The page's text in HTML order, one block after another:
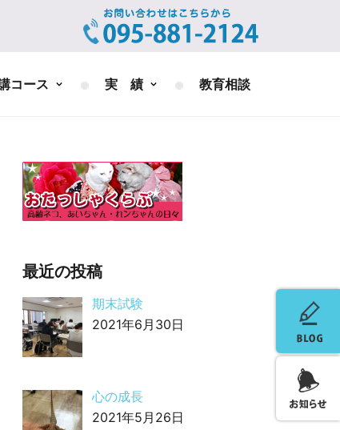
コース 実 績 教育相談
最近の投稿
期末試験
2021年6月30日
心の成長
2021年5月26日